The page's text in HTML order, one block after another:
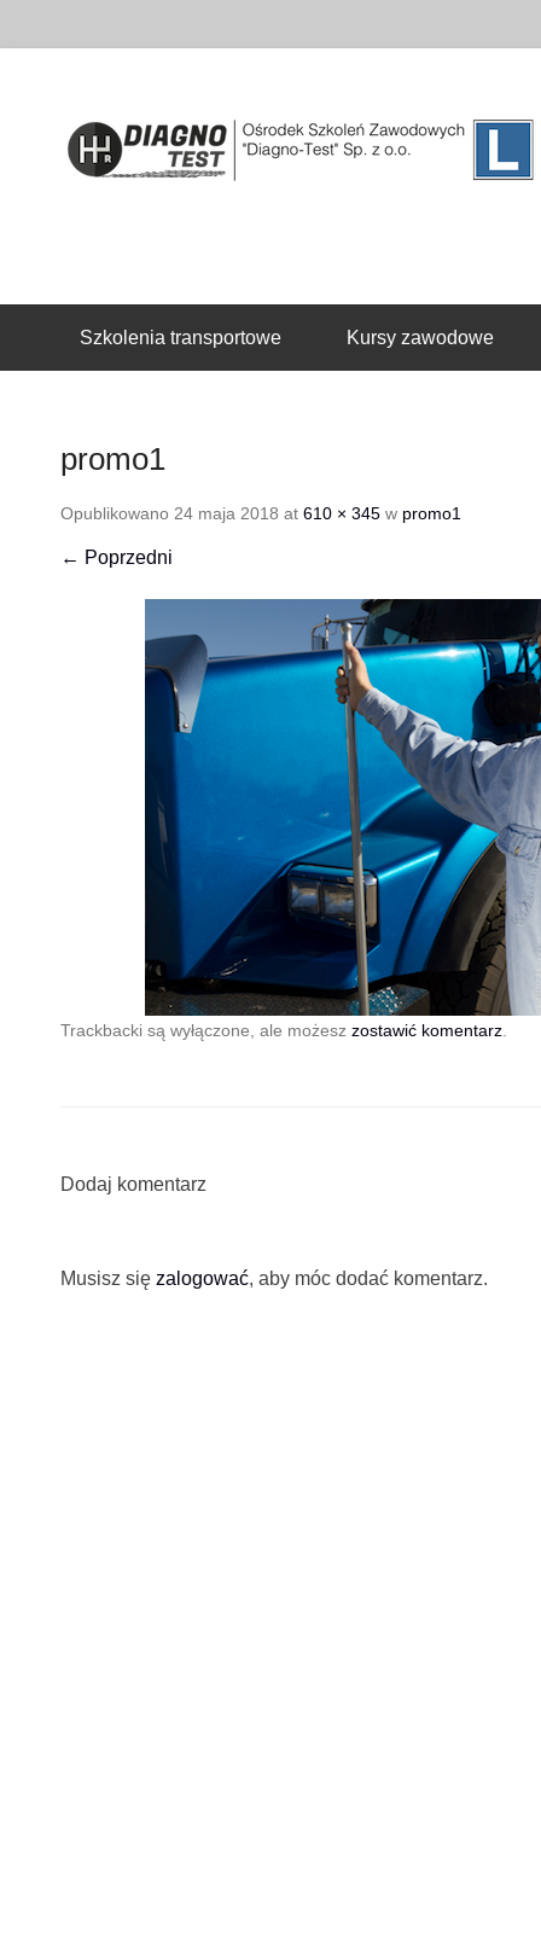
Szkolenia transportowe
Kursy zawodowe
promo1
Opublikowano 24 maja 2018 at 610 × 345 w promo1
← Poprzedni
Trackbacki są wyłączone, ale możesz zostawić komentarz.
Dodaj komentarz
Musisz się zalogować, aby móc dodać komentarz.